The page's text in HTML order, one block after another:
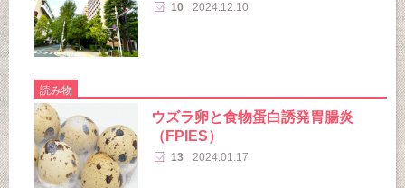
10 2024.12.10
読み物
ウズラ卵と食物蛋白誘発胃腸炎
（FPIES）
13 2024.01.17